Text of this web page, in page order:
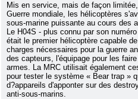
Mis en service, mais de façon
Guerre mondiale, les hélicoptères
sous-marine puissante au cours des
Le H04S - plus connu par son
était le premier hélicoptère capable
charges nécessaires pour la guerre
des capteurs, l'équipage pour les
armes. La MRC utilisait également
pour tester le système « Bear trap »
d?appareils d'apponter sur des
anti-sous-marins.